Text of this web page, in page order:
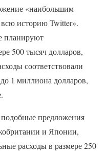
«наибольшим
всю историю Twitter».
планируют
500 тысяч долларов,
соответствовали
1 миллиона долларов,
предложения
и Японии,
расходы в размере 250